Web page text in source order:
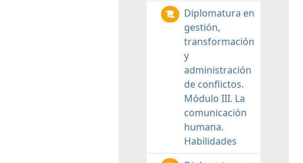
Diplomatura en
gestión,
transformación
y
administración
de conflictos.
Módulo III. La
comunicación
humana.
Habilidades